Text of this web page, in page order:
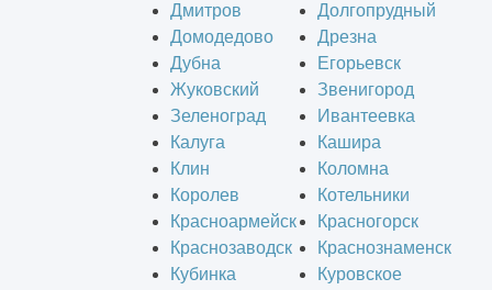
Дмитров
Долгопрудный
Домодедово
Дрезна
Дубна
Егорьевск
Жуковский
Звенигород
Зеленоград
Ивантеевка
Калуга
Кашира
Клин
Коломна
Королев
Котельники
Красноармейск
Красногорск
Краснозаводск
Краснознаменск
Кубинка
Куровское